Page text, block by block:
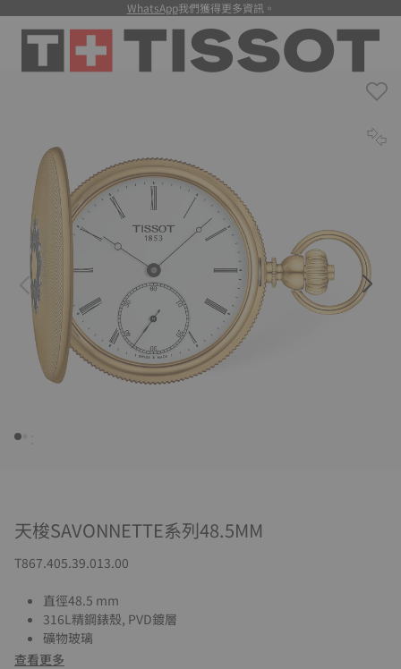
WhatsApp我們獲得更多資訊。
天梭SAVONNETTE系列48.5MM
T867.405.39.013.00
直徑48.5 mm
316L精鋼錶殼, PVD鍍層
礦物玻璃
查看更多